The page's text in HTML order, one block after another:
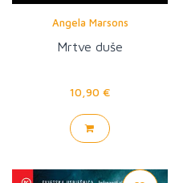
Angela Marsons
Mrtve duše
10,90 €